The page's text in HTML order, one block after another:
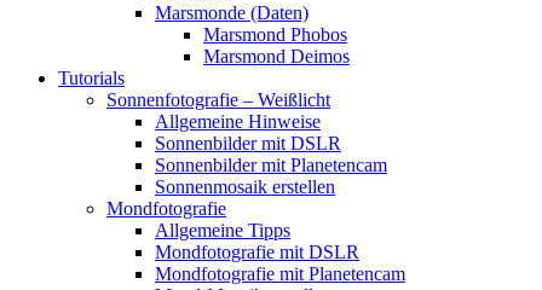
Marsmonde (Daten)
Marsmond Phobos
Marsmond Deimos
Tutorials
Sonnenfotografie – Weißlicht
Allgemeine Hinweise
Sonnenbilder mit DSLR
Sonnenbilder mit Planetencam
Sonnenmosaik erstellen
Mondfotografie
Allgemeine Tipps
Mondfotografie mit DSLR
Mondfotografie mit Planetencam